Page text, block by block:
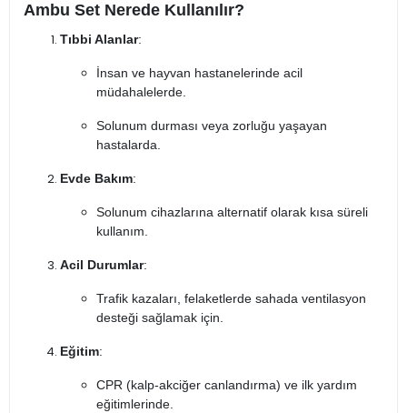
Ambu Set Nerede Kullanılır?
Tıbbi Alanlar:
İnsan ve hayvan hastanelerinde acil
müdahalelerde.
Solunum durması veya zorluğu yaşayan
hastalarda.
Evde Bakım:
Solunum cihazlarına alternatif olarak kısa süreli
kullanım.
Acil Durumlar:
Trafik kazaları, felaketlerde sahada ventilasyon
desteği sağlamak için.
Eğitim:
CPR (kalp-akciğer canlandırma) ve ilk yardım
eğitimlerinde.